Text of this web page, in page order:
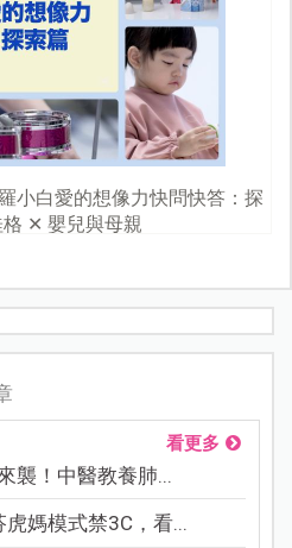
小白愛的想像力快問快答：探
✕ 嬰兒與母親
看更多
襲！中醫教養肺...
媽模式禁3C，看...